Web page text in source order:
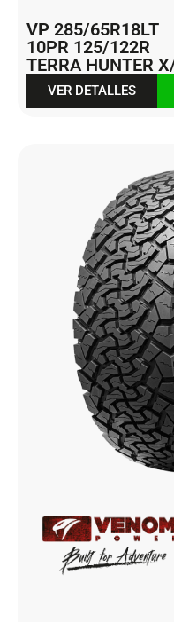
VP 285/65R18LT
10PR 125/122R
TERRA HUNTER
VER DETALLES